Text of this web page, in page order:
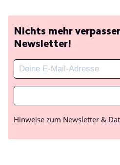
Nichts mehr
Newsletter!
Hinweise zum Newsletter &